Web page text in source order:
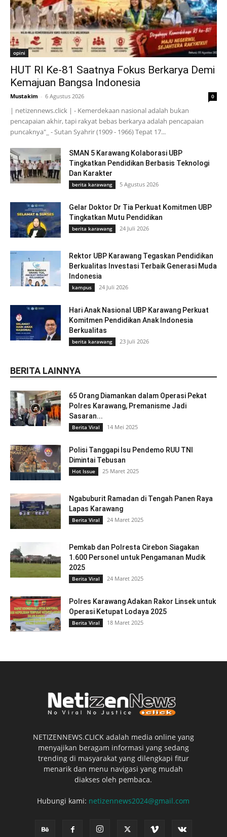
opini
HUT RI Ke-81 Saatnya Fokus Berkarya Demi
Kemajuan Bangsa Indonesia
Mustakim - 6 Agustus 2026 0
| netizennews.click | - Kemerdekaan nasional adalah bukan
pencapaian akhir, tapi rakyat bebas berkarya adalah pencapaian
puncaknya"_ - Sutan Syahrir (1909 - 1966) Tepat 17...
SMAN 5 Karawang Kolaborasi UBP
Tingkatkan Pendidikan Berbasis Teknologi
Dan Karakter
berita karawang 5 Agustus 2026
Gelar Doktor Dr Tia Perkuat Komitmen UBP
Tingkatkan Mutu Pendidikan
berita karawang 24 Juli 2026
Rektor UBP Karawang Tegaskan Pendidikan
Berkualitas Investasi Terbaik Generasi Muda
Indonesia
kampus 24 Juli 2026
Hari Anak Nasional UBP Karawang Perkuat
Komitmen Pendidikan Anak Indonesia
Berkualitas
berita karawang 23 Juli 2026
BERITA LAINNYA
65 Orang Diamankan dalam Operasi Pekat
Polres Karawang, Premanisme Jadi
Sasaran...
Berita Viral 14 Mei 2025
Polisi Tanggapi Isu Pendemo RUU TNI
Dimintai Tebusan
Hot Issue 25 Maret 2025
Ngabuburit Ramadan di Tengah Panen Raya
Lapas Karawang
Berita Viral 24 Maret 2025
Pemkab dan Polresta Cirebon Siagakan
1.600 Personel untuk Pengamanan Mudik
2025
Berita Viral 24 Maret 2025
Polres Karawang Adakan Rakor Linsek untuk
Operasi Ketupat Lodaya 2025
Berita Viral 18 Maret 2025
NETIZENNEWS.CLICK adalah media online yang
menyajikan beragam informasi yang sedang
trending di masyarakat yang dilengkapi fitur
menarik dan menu navigasi yang mudah
diakses oleh pembaca.
Hubungi kami: netizennews2024@gmail.com